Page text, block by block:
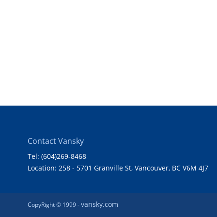
Contact Vansky
Tel: (604)269-8468
Location: 258 - 5701 Granville St, Vancouver, BC V6M 4J7
CopyRight © 1999 -vansky.com